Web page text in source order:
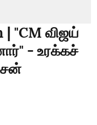
| "CM விஜய்
- உரக்கச்